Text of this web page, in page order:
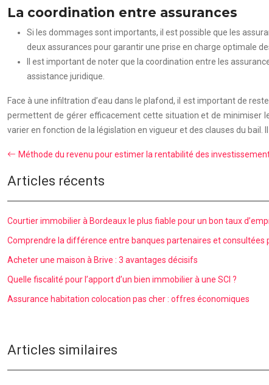
La coordination entre assurances
Si les dommages sont importants, il est possible que les
deux assurances pour garantir une prise en charge optimale
Il est important de noter que la coordination entre les
assistance juridique.
Face à une infiltration d’eau dans le plafond, il est important de
permettent de gérer efficacement cette situation et de minimiser
varier en fonction de la législation en vigueur et des clauses du
Méthode du revenu pour estimer la rentabilité des
Articles récents
Courtier immobilier à Bordeaux le plus fiable pour un bon taux
Comprendre la différence entre banques partenaires et consultées
Acheter une maison à Brive : 3 avantages décisifs
Quelle fiscalité pour l’apport d’un bien immobilier à une SCI ?
Assurance habitation colocation pas cher : offres économiques
Articles similaires